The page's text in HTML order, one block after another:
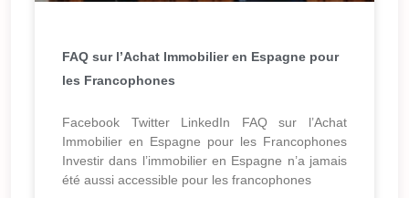
FAQ sur l’Achat Immobilier en Espagne pour
les Francophones
Facebook Twitter LinkedIn FAQ sur l’Achat
Immobilier en Espagne pour les Francophones
Investir dans l’immobilier en Espagne n’a jamais
été aussi accessible pour les francophones